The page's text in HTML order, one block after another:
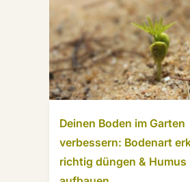
Deinen Boden im Garten
verbessern: Bodenart
richtig düngen & Humus